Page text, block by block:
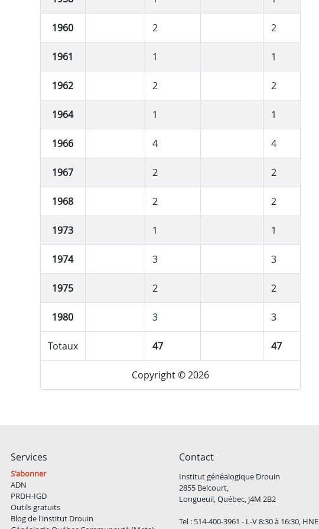
1960 2 2
1961 1 1
1962 2 2
1964 1 1
1966 4 4
1967 2 2
1968 2 2
1973 1 1
1974 3 3
1975 2 2
1980 3 3
Totaux 47 47
Copyright © 2026
Services
S'abonner
ADN
PRDH-IGD
Outils gratuits
Blog de l'institut Drouin
Contact
Institut généalogique Drouin
2855 Belcourt,
Longueuil, Québec, J4M 2B2
Tel : 514-400-3961 - L-V 8:30 à 16:30, HNE